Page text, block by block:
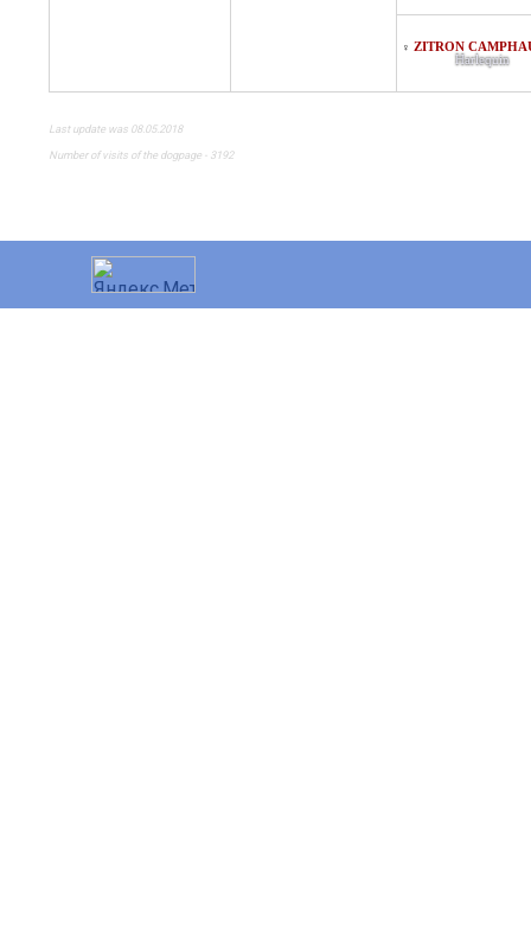
♀ ZITRON
Harlequin
Last update was 08.05.2018
Number of visits of the dogpage - 3192